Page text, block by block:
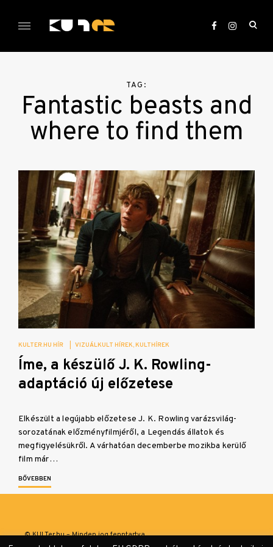
KULTer.hu
TAG:
Fantastic beasts and
where to find them
KULTER.HU HÍR VIZUÁLKULT HÍREK KULTHÍREK
Íme, a készülő J. K. Rowling-
adaptáció új előzetese
Elkészült a legújabb előzetese J. K. Rowling varázsvilág-
sorozatának előzményfilmjéről, a Legendás állatok és
megfigyelésükről. A várhatóan decemberbe mozikba kerülő
film már…
BŐVEBBEN
© KULTer.hu – Minden jog fenntartva